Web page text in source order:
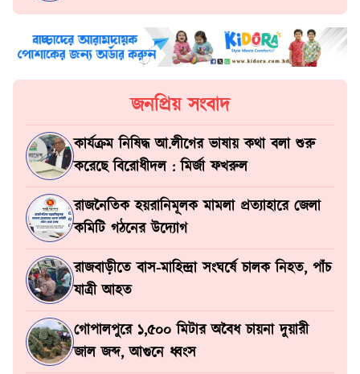
জনপ্রিয় সংবাদ
কার্যক্রম নিষিদ্ধ আ.লীগের ভাষায় কথা বলা শুরু
করেছে বিরোধীদল : মির্জা ফখরুল
রাজনৈতিক হয়রানিমূলক মামলা প্রত্যাহারে জেলা
কমিটি গঠনের উদ্যোগ
রাজবাড়ীতে বাস-মাহিন্দ্রা সংঘর্ষে চালক নিহত, পাঁচ
যাত্রী আহত
গোপালপুরে ১,৫০০ মিটার অবৈধ চায়না দুয়ারী
জাল জব্দ, আগুনে ধ্বংস